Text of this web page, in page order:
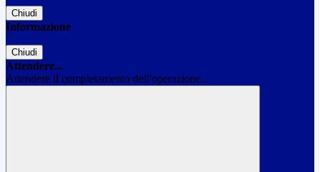
Chiudi
Informazione
Chiudi
Attendere...
Attendere il completamento dell'operazione...